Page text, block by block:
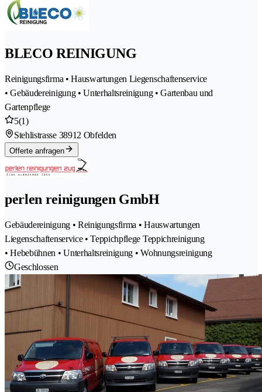
BLECO REINIGUNG
Reinigungsfirma • Hauswartungen Liegenschaftenservice
• Gebäudereinigung • Unterhaltsreinigung • Gartenbau und
Gartenpflege
5(1)
Stehlistrasse 38912 Obfelden
Offerte anfragen
perlen reinigungen GmbH
Gebäudereinigung • Reinigungsfirma • Hauswartungen
Liegenschaftenservice • Teppichpflege Teppichreinigung
• Hebebühnen • Unterhaltsreinigung • Wohnungsreinigung
Geschlossen